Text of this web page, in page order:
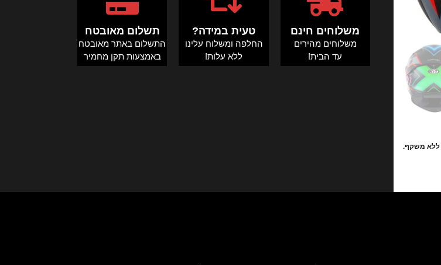
ללא משקף.
משלוחים חינם
משלוחים מהירים
עד הבית!
טעית במידה?
החלפה ומשלוח עלינו
ללא עלות!
תשלום מאובטח
התשלום באתר מאובטח
באמצעות תקן מחמיר